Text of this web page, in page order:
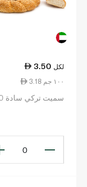
3.50 لكل
3.18 ١٠٠ جم
سميت تركي سادة 110غ
0